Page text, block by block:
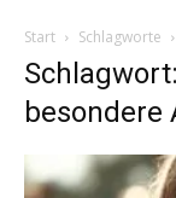
Start Schlagworte
besondere